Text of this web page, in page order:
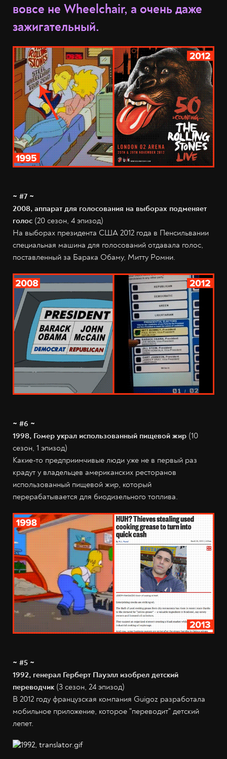
вовсе не Wheelchair, а очень даже
зажигательный.
~ #7 ~
2008, аппарат для голосования на выборах подменяет
голос (20 сезон, 4 эпизод)
На выборах президента США 2012 года в Пенсильвании
специальная машина для голосований отдавала голос,
поставленный за Барака Обаму, Митту Ромни.
~ #6 ~
1998, Гомер украл использованный пищевой жир (10
сезон, 1 эпизод)
Какие-то предприимчивые люди уже не в первый раз
крадут у владельцев американских ресторанов
использованный пищевой жир, который
перерабатывается для биодизельного топлива.
~ #5 ~
1992, генерал Герберт Пауэлл изобрел детский
переводчик (3 сезон, 24 эпизод)
В 2012 году французская компания Guigoz разработала
мобильное приложение, которое "переводит" детский
лепет.